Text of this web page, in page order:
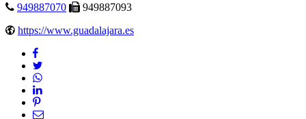
949887070
949887093
https://www.guadalajara.es